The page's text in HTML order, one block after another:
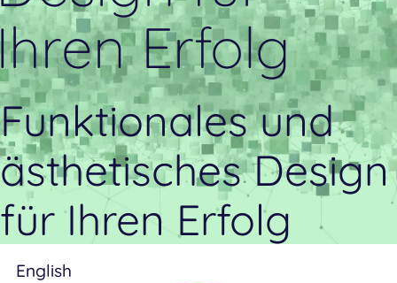
Erfolg
Funktionales und
ästhetisches Design
für Ihren Erfolg
English